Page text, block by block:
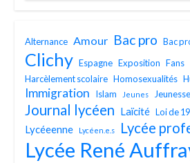
Alternance Amour Bac pro Bac
Clichy Espagne Exposition Fans
Harcèlement scolaire Homosexualités
Immigration
Islam Jeunes Jeunesse
Journal lycéen Laïcité Loi de
Lycéeenne Lycéen.e.s Lycée
Lycée René